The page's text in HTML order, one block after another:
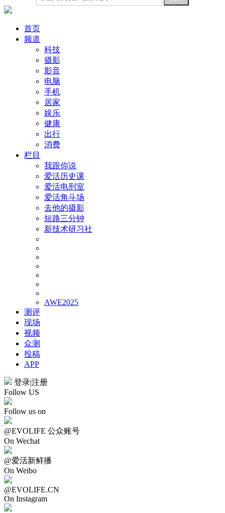
首页
频道
科技
摄影
影音
电脑
手机
居家
娱乐
健康
出行
消费
栏目
我跟你说
爱活历史课
爱活电刑室
爱活角斗场
去他的摄影
短路三分钟
新技术研习社
AWE2025
测评
现场
视频
众测
投稿
APP
登录|注册
Follow US
Follow us on
@EVOLIFE 公众账号
On Wechat
@爱活新鲜播
On Weibo
@EVOLIFE.CN
On Instagram